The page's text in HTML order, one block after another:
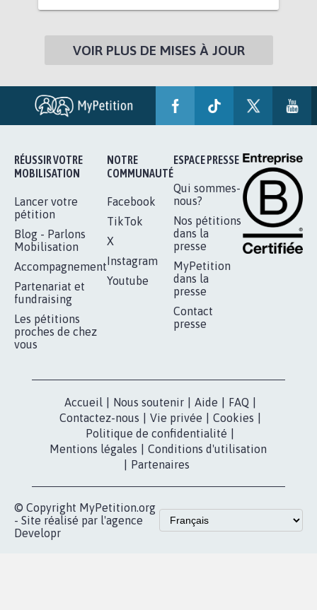
VOIR PLUS DE MISES À JOUR
RÉUSSIR VOTRE
MOBILISATION
Lancer votre
pétition
Blog - Parlons
Mobilisation
Accompagnement
Partenariat et
fundraising
Les pétitions
proches de chez
vous
NOTRE
COMMUNAUTÉ
Facebook
TikTok
X
Instagram
Youtube
ESPACE PRESSE
Qui sommes-
nous?
Nos pétitions
dans la
presse
MyPetition
dans la
presse
Contact
presse
Accueil Nous soutenir Aide FAQ
Contactez-nous
Vie privée Cookies
Politique de confidentialité
Mentions légales
Conditions d'utilisation
Partenaires
© Copyright MyPetition.org
- Site réalisé par l'agence
Developr